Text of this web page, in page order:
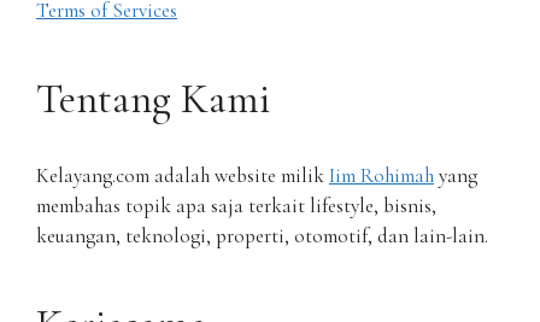
Terms of Services
Tentang Kami
Kelayang.com adalah website milikIim Rohimahyang
membahas topik apa saja terkait lifestyle, bisnis,
keuangan, teknologi, properti, otomotif, dan lain-lain.